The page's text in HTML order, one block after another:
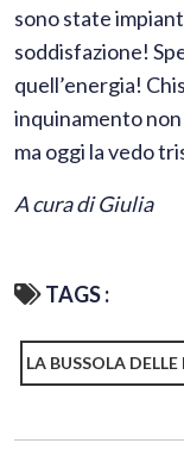
sono state
soddisfazione!
quell’energia!
inquinamento
ma oggi la vedo
A cura di Giulia
TAGS :
LA BUSSOLA